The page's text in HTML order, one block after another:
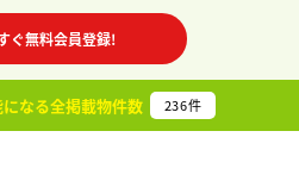
ぐ無料会員登録!
なる全掲載物件数 236件